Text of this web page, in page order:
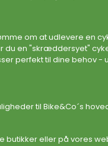
om at udlevere en
du en "skræddersyet"
perfekt til dine behov -
til Bike&Co´s
butikker eller på vores